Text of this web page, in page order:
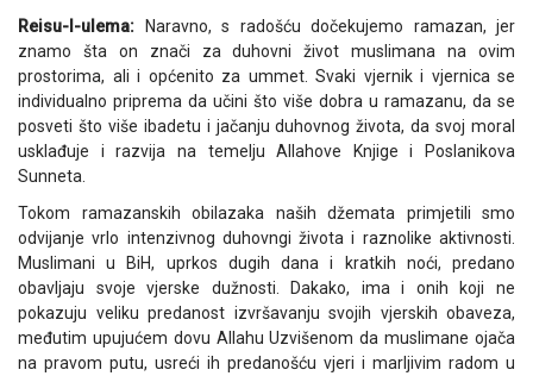
Reisu-l-ulema: Naravno, s radošću dočekujemo ramazan, jer
znamo šta on znači za duhovni život muslimana na ovim
prostorima, ali i općenito za ummet. Svaki vjernik i vjernica se
individualno priprema da učini što više dobra u ramazanu, da se
posveti što više ibadetu i jačanju duhovnog života, da svoj moral
usklađuje i razvija na temelju Allahove Knjige i Poslanikova
Sunneta.
Tokom ramazanskih obilazaka naših džemata primjetili smo
odvijanje vrlo intenzivnog duhovngi života i raznolike aktivnosti.
Muslimani u BiH, uprkos dugih dana i kratkih noći, predano
obavljaju svoje vjerske dužnosti. Dakako, ima i onih koji ne
pokazuju veliku predanost izvršavanju svojih vjerskih obaveza,
međutim upujućem dovu Allahu Uzvišenom da muslimane ojača
na pravom putu, usreći ih predanošću vjeri i marljivim radom u